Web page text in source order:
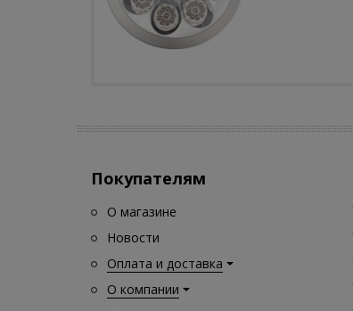
Покупателям
О магазине
Новости
Оплата и доставка
О компании